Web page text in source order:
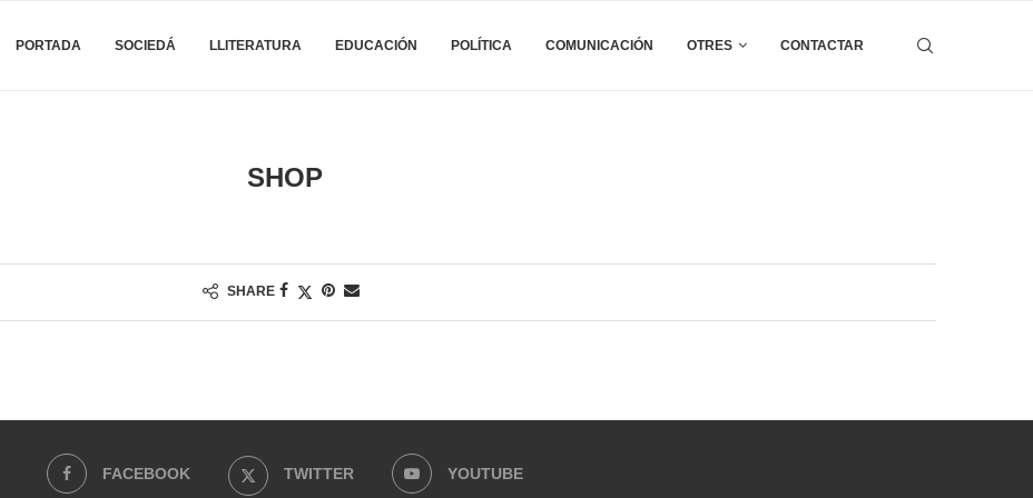
PORTADA SOCIEDÁ LLITERATURA EDUCACIÓN POLÍTICA COMUNICACIÓN OTRES CONTACTAR
SHOP
SHARE
FACEBOOK TWITTER YOUTUBE